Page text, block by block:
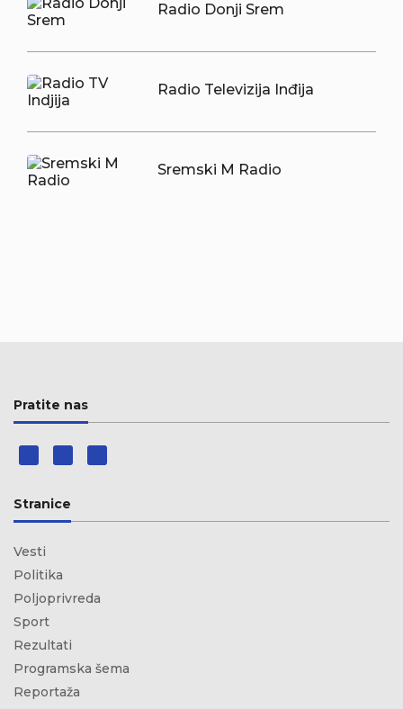
Radio Donji Srem
Radio Televizija Inđija
Sremski M Radio
Pratite nas
Stranice
Vesti
Politika
Poljoprivreda
Sport
Rezultati
Programska šema
Reportaža